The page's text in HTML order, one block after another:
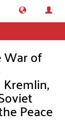
War of
Peace